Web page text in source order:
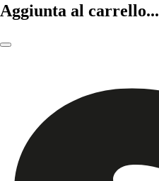
Aggiunta al carrello...